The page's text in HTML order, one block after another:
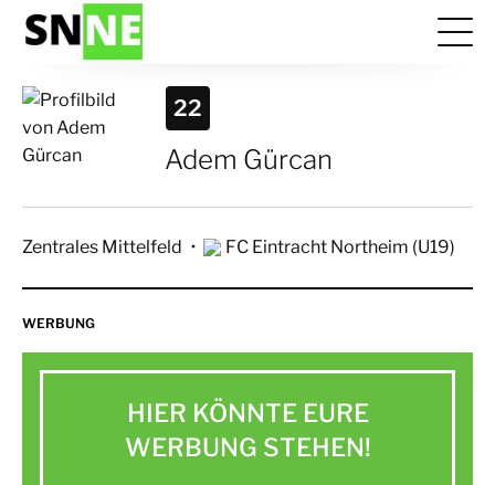
22
Adem Gürcan
Zentrales Mittelfeld FC Eintracht Northeim (U19)
WERBUNG
HIER KÖNNTE EURE
WERBUNG STEHEN!